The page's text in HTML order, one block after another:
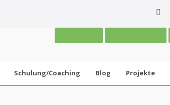
Schulung/Coaching Blog Projekte